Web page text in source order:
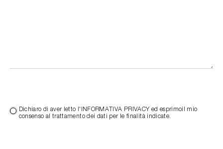
Dichiaro di aver letto l'INFORMATIVA PRIVACY ed esprimoil mio
consenso al trattamento dei dati per le finalità indicate.